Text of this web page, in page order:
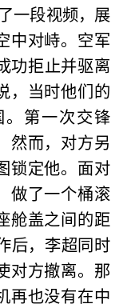
一段视频，展
中对峙。空军
功拒止并驱离
，当时他们的
第一次交锋
然而，对方另
锁定他。面对
做了一个桶滚
舱盖之间的距
后，李超同时
对方撤离。那
再也没有在中